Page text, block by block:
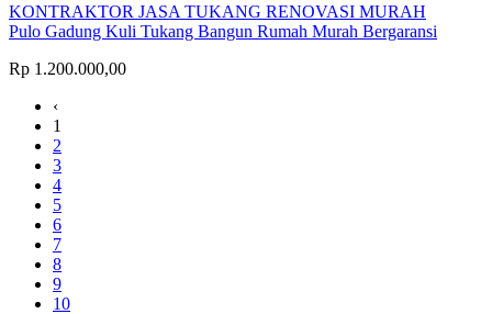
KONTRAKTOR JASA TUKANG RENOVASI MURAH
Pulo Gadung Kuli Tukang Bangun Rumah Murah Bergaransi
Rp 1.200.000,00
‹
1
2
3
4
5
6
7
8
9
10